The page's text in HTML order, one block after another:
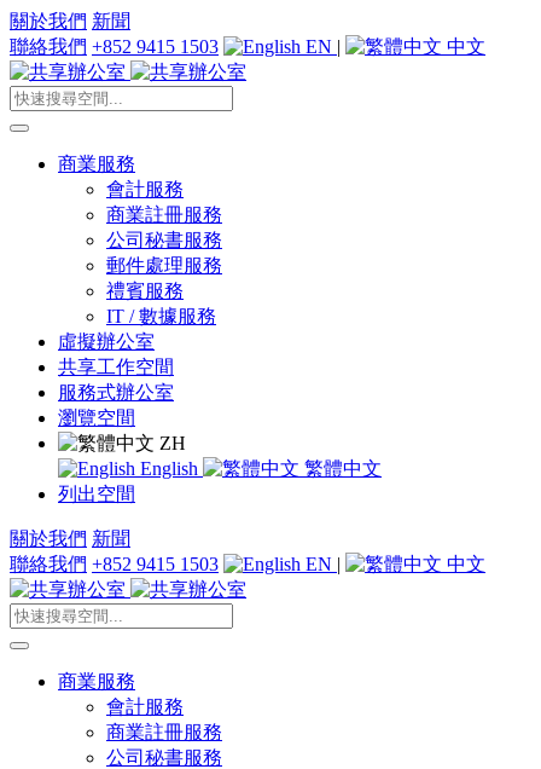
關於我們 新聞
聯絡我們 +852 9415 1503 EN | 中文
商業服務
會計服務
商業註冊服務
公司秘書服務
郵件處理服務
禮賓服務
IT / 數據服務
虛擬辦公室
共享工作空間
服務式辦公室
瀏覽空間
ZH
English
繁體中文
列出空間
關於我們 新聞
聯絡我們 +852 9415 1503 EN | 中文
商業服務
會計服務
商業註冊服務
公司秘書服務